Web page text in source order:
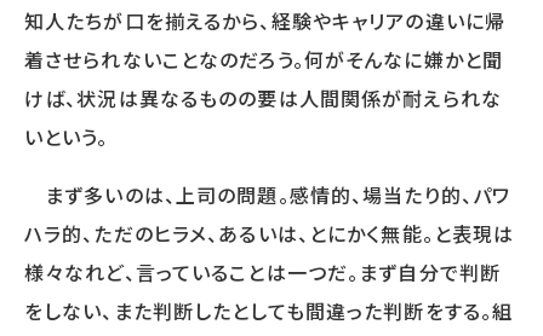
人事アナリシスレポート®
スマートアセスメント®
モチベーションサーベイ
人事制度設計
人事制度移行
関連制度設計
教育体系構築
教育研修の企画・実施
適正人員・人件
知人たちが口を揃えるから、経験やキャリアの違いに帰
着させられないことなのだろう。何がそんなに嫌かと聞
けば、状況は異なるものの要は人間関係が耐えられな
いという。
まず多いのは、上司の問題。感情的、場当たり的、パワ
ハラ的、ただのヒラメ、あるいは、とにかく無能。と表現は
様々なれど、言っていることは一つだ。まず自分で判断
をしない、また判断したとしても間違った判断をする。組